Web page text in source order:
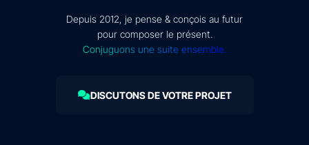
Depuis 2012, je pense & conçois au futur
pour composer le présent.
Conjuguons une suite ensemble.
DISCUTONS DE VOTRE PROJET